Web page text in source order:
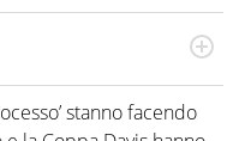
dello sport. Calcio,
ma anche tennis,
stanno facendo